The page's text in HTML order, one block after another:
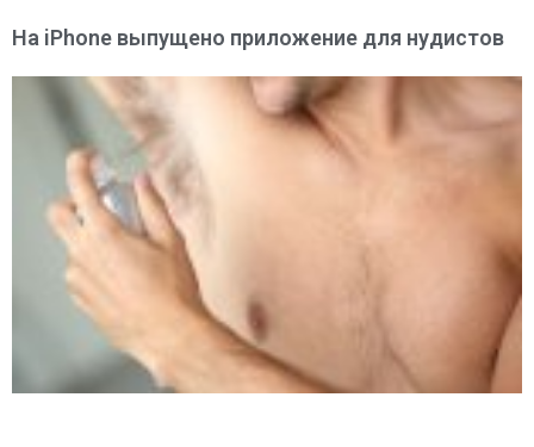
На iPhone выпущено приложение для нудистов